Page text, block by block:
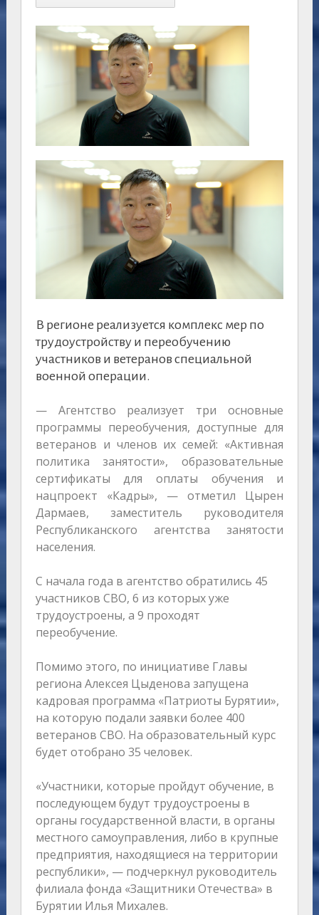
В регионе реализуется комплекс мер по
трудоустройству и переобучению
участников и ветеранов специальной
военной операции.
— Агентство реализует три основные
программы переобучения, доступные для
ветеранов и членов их семей: «Активная
политика занятости», образовательные
сертификаты для оплаты обучения и
нацпроект «Кадры», — отметил Цырен
Дармаев, заместитель руководителя
Республиканского агентства занятости
населения.
С начала года в агентство обратились 45
участников СВО, 6 из которых уже
трудоустроены, а 9 проходят
переобучение.
Помимо этого, по инициативе Главы
региона Алексея Цыденова запущена
кадровая программа «Патриоты Бурятии»,
на которую подали заявки более 400
ветеранов СВО. На образовательный курс
будет отобрано 35 человек.
«Участники, которые пройдут обучение, в
последующем будут трудоустроены в
органы государственной власти, в органы
местного самоуправления, либо в крупные
предприятия, находящиеся на территории
республики», — подчеркнул руководитель
филиала фонда «Защитники Отечества» в
Бурятии Илья Михалев.